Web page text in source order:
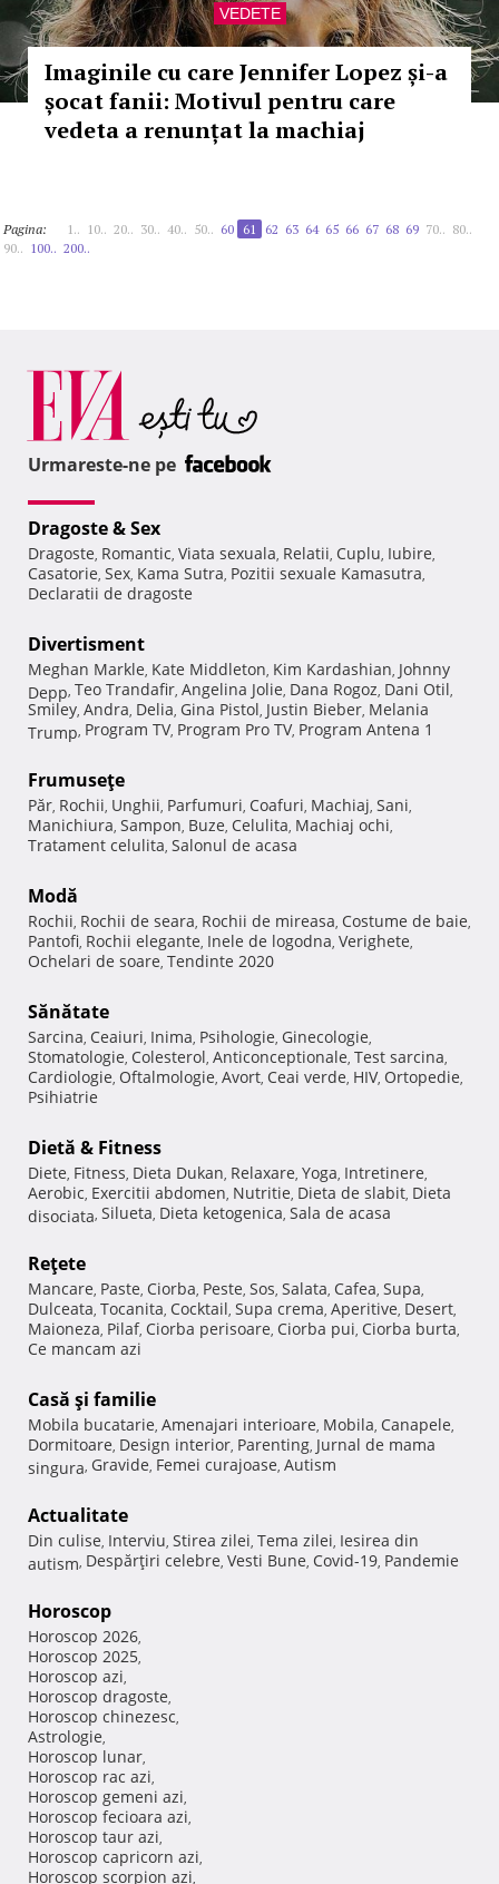
VEDETE
Imaginile cu care Jennifer Lopez și-a
șocat fanii: Motivul pentru care
vedeta a renunțat la machiaj
Pagina: 1.. 10.. 20.. 30.. 40.. 50.. 60 61 62 63 64 65 66 67 68 69 70.. 80..
90.. 100.. 200..
Urmareste-ne pe
Dragoste & Sex
Dragoste, Romantic, Viata sexuala, Relatii, Cuplu, Iubire,
Casatorie, Sex, Kama Sutra, Pozitii sexuale Kamasutra,
Declaratii de dragoste
Divertisment
Meghan Markle, Kate Middleton, Kim Kardashian, Johnny
Depp, Teo Trandafir, Angelina Jolie, Dana Rogoz, Dani Otil,
Smiley, Andra, Delia, Gina Pistol, Justin Bieber, Melania
Trump, Program TV, Program Pro TV, Program Antena 1
Frumuseţe
Păr, Rochii, Unghii, Parfumuri, Coafuri, Machiaj, Sani,
Manichiura, Sampon, Buze, Celulita, Machiaj ochi,
Tratament celulita, Salonul de acasa
Modă
Rochii, Rochii de seara, Rochii de mireasa, Costume de baie,
Pantofi, Rochii elegante, Inele de logodna, Verighete,
Ochelari de soare, Tendinte 2020
Sănătate
Sarcina, Ceaiuri, Inima, Psihologie, Ginecologie,
Stomatologie, Colesterol, Anticonceptionale, Test sarcina,
Cardiologie, Oftalmologie, Avort, Ceai verde, HIV, Ortopedie,
Psihiatrie
Dietă & Fitness
Diete, Fitness, Dieta Dukan, Relaxare, Yoga, Intretinere,
Aerobic, Exercitii abdomen, Nutritie, Dieta de slabit, Dieta
disociata, Silueta, Dieta ketogenica, Sala de acasa
Reţete
Mancare, Paste, Ciorba, Peste, Sos, Salata, Cafea, Supa,
Dulceata, Tocanita, Cocktail, Supa crema, Aperitive, Desert,
Maioneza, Pilaf, Ciorba perisoare, Ciorba pui, Ciorba burta,
Ce mancam azi
Casă şi familie
Mobila bucatarie, Amenajari interioare, Mobila, Canapele,
Dormitoare, Design interior, Parenting, Jurnal de mama
singura, Gravide, Femei curajoase, Autism
Actualitate
Din culise, Interviu, Stirea zilei, Tema zilei, Iesirea din
autism, Despărţiri celebre, Vesti Bune, Covid-19, Pandemie
Horoscop
Horoscop 2026,
Horoscop 2025,
Horoscop azi,
Horoscop dragoste,
Horoscop chinezesc,
Astrologie,
Horoscop lunar,
Horoscop rac azi,
Horoscop gemeni azi,
Horoscop fecioara azi,
Horoscop taur azi,
Horoscop capricorn azi,
Horoscop scorpion azi,